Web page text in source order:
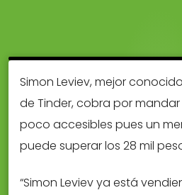
Simon Leviev, mejor
de Tinder, cobra por
poco accesibles pues un
puede superar los 28 mil
“Simon Leviev ya está